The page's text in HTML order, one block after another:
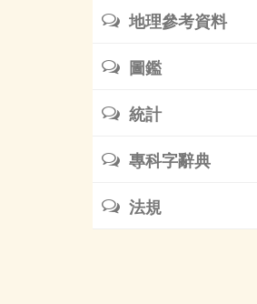
地理參考資料
圖鑑
統計
專科字辭典
法規